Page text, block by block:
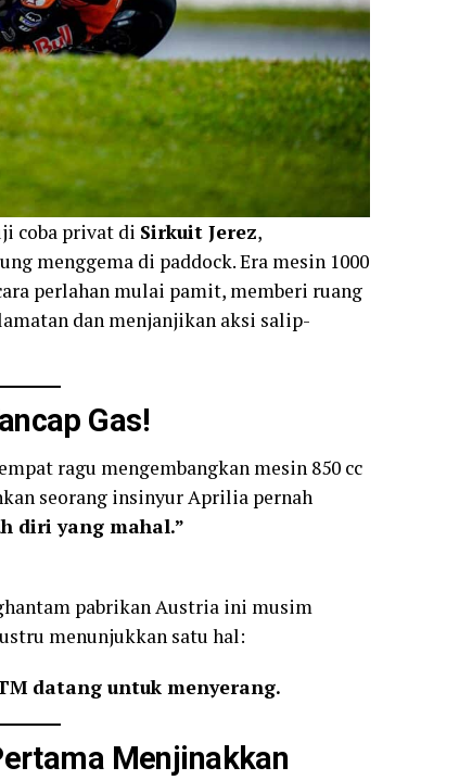
coba privat di Sirkuit Jerez,
menggema di paddock. Era mesin 1000
perlahan mulai pamit, memberi ruang
dan menjanjikan aksi salip-
Gas!
ragu mengembangkan mesin 850 cc
seorang insinyur Aprilia pernah
diri yang mahal.”
pabrikan Austria ini musim
menunjukkan satu hal:
datang untuk menyerang.
Menjinakkan